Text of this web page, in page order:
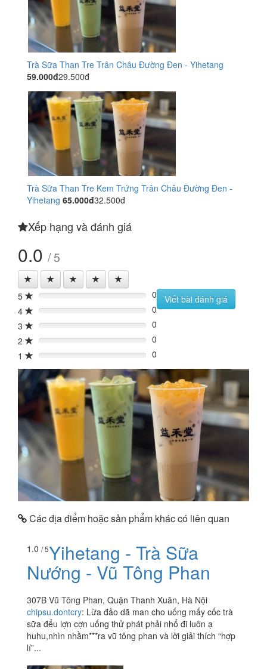
Trà Sữa Than Tre Trân Châu Đường Đen - Yihetang
59.000đ29.500đ
Trà Sữa Than Tre Kem Trứng Trân Châu Đường Đen -
Yihetang 65.000đ32.500đ
Xếp hạng và đánh giá
0.0 / 5
5 0%
0
4
0%
0
3
0%
0
2
0%
0
1
0% 0
Viết bài đánh giá
Các địa điểm hoặc sản phẩm khác có liên quan
1.0 / 5Yihetang - Trà Sữa
Nướng - Vũ Tông Phan
307B Vũ Tông Phan, Quận Thanh Xuân, Hà Nội
chipsu.dontcry: Lừa đảo dã man cho uống mấy cốc trà
sữa đểu lợn cợn uống thử phát phải nhổ đi luôn ạ
huhu,nhìn nhầm***ra vũ tông phan và lời giải thích “hợp
lí”...